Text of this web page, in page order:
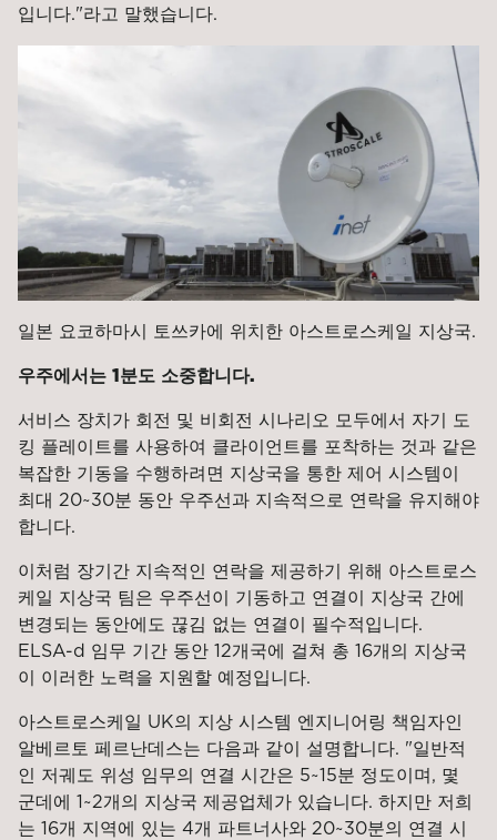
입니다."라고 말했습니다.
일본 요코하마시 토쓰카에 위치한 아스트로스케일 지상국.
우주에서는 1분도 소중합니다.
서비스 장치가 회전 및 비회전 시나리오 모두에서 자기 도
킹 플레이트를 사용하여 클라이언트를 포착하는 것과 같은
복잡한 기동을 수행하려면 지상국을 통한 제어 시스템이
최대 20~30분 동안 우주선과 지속적으로 연락을 유지해야
합니다.
이처럼 장기간 지속적인 연락을 제공하기 위해 아스트로스
케일 지상국 팀은 우주선이 기동하고 연결이 지상국 간에
변경되는 동안에도 끊김 없는 연결이 필수적입니다.
ELSA-d 임무 기간 동안 12개국에 걸쳐 총 16개의 지상국
이 이러한 노력을 지원할 예정입니다.
아스트로스케일 UK의 지상 시스템 엔지니어링 책임자인
알베르토 페르난데스는 다음과 같이 설명합니다. "일반적
인 저궤도 위성 임무의 연결 시간은 5~15분 정도이며, 몇
군데에 1~2개의 지상국 제공업체가 있습니다. 하지만 저희
는 16개 지역에 있는 4개 파트너사와 20~30분의 연결 시